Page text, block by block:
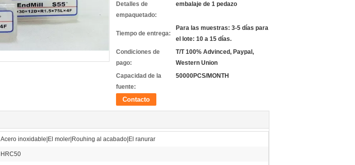
Detalles de
empaquetado:
embalaje de 1 pedazo
Tiempo de entrega:
Para las muestras: 3-5 días para
el lote: 10 a 15 días.
Condiciones de
pago:
T/T 100% Advinced, Paypal,
Western Union
Capacidad de la
fuente:
50000PCS/MONTH
Contacto
Acero inoxidable|El moler|Rouhing al acabado|El ranurar
HRC50